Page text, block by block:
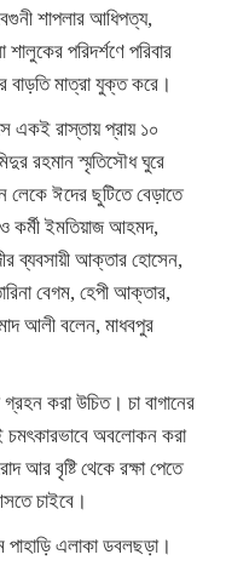
শাপলার আধিপত্য,
পরিদর্শণে পরিবার
বাড়তি মাত্রা যুক্ত করে।
একই রাস্তায় প্রায় ১০
রহমান স্মৃতিসৌধ ঘুরে
লেকে ঈদের ছুটিতে বেড়াতে
কর্মী ইমতিয়াজ আহমদ,
ব্যবসায়ী আক্তার হোসেন,
বেগম, হেপী আক্তার,
আলী বলেন, মাধবপুর
করা উচিত। চা বাগানের
চমৎকারভাবে অবলোকন করা
আর বৃষ্টি থেকে রক্ষা পেতে
চাইবে।
পাহাড়ি এলাকা ডবলছড়া।